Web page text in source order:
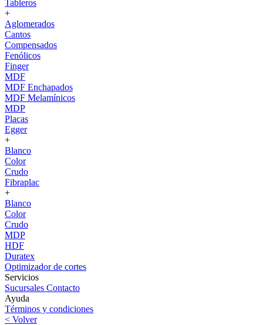
Tableros
+
Aglomerados
Cantos
Compensados
Fenólicos
Finger
MDF
MDF Enchapados
MDF Melamínicos
MDP
Placas
Egger
+
Blanco
Color
Crudo
Fibraplac
+
Blanco
Color
Crudo
MDP
HDF
Duratex
Optimizador de cortes
Servicios
Sucursales Contacto
Ayuda
Términos y condiciones
< Volver